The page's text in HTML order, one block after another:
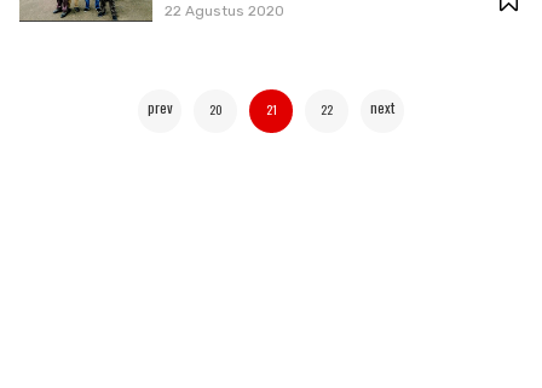
22 Agustus 2020
prev 20 21 22 next